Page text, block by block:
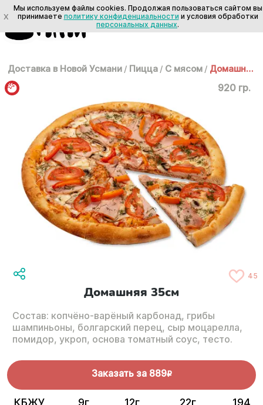
Доставка в Новой Усмани / Пицца / С мясом / Домашняя 35см
920 гр.
45
Домашняя 35см
Состав: копчёно-варёный карбонад, грибы
шампиньоны, болгарский перец, сыр моцарелла,
помидор, укроп, основа томатный соус, тесто.
Заказать за 889R
КБЖУ 9г 12г 22г 194
X
Мы используем файлы cookies. Продолжая пользоваться сайтом вы
принимаете политику конфиденциальности и условия обработки
персональных данных.